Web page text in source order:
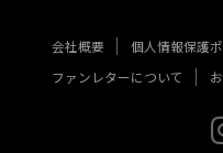
会社概要 個人情報保護
ファンレターについて